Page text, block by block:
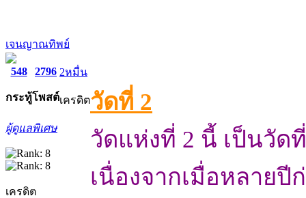
เจนญาณทิพย์
548
กระทู้
2796
โพสต์
2หมื่น
เครดิต
ผู้ดูแลพิเศษ
เครดิต
วัดที่ 2
วัดแห่งที่ 2 นี้ เป็นวั
เนื่องจากเมื่อหลาย